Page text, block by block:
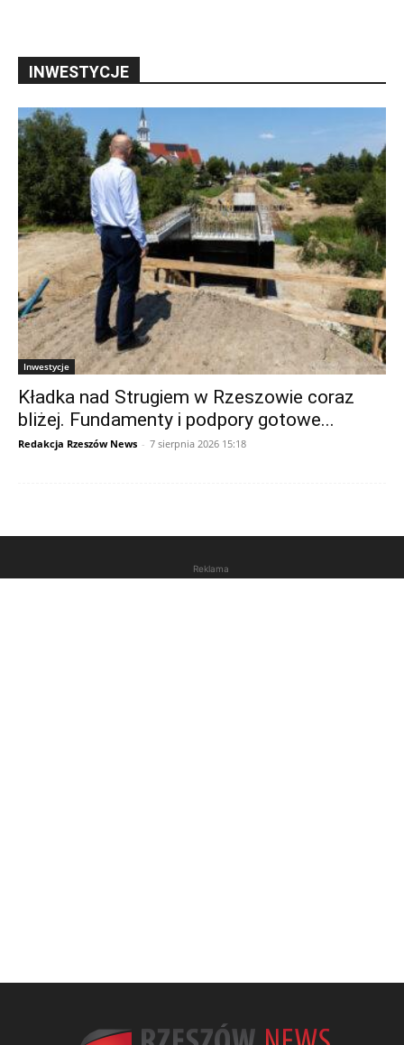
INWESTYCJE
Inwestycje
Kładka nad Strugiem w Rzeszowie coraz
bliżej. Fundamenty i podpory gotowe...
Redakcja Rzeszów News - 7 sierpnia 2026 15:18
Reklama